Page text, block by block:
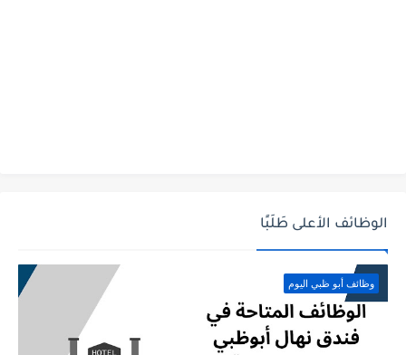
الوظائف الأعلى طَلَبًا
وظائف أبو ظبي اليوم